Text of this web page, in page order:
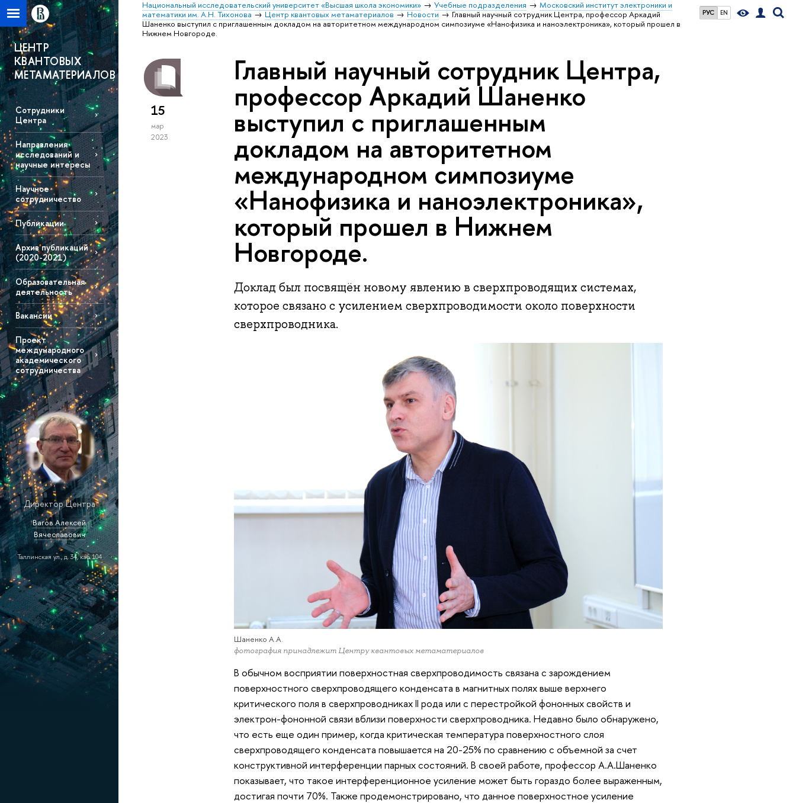
РУС EN
Национальный исследовательский университет «Высшая школа экономики» Учебные подразделения
Московский институт электроники и
математики им. А.Н. Тихонова
Центр квантовых метаматериалов Новости
Главный научный сотрудник Центра, профессор Аркадий
Шаненко выступил с приглашенным докладом на авторитетном международном симпозиуме «Нанофизика и наноэлектроника», который прошел в
Нижнем Новгороде.
ЦЕНТР
КВАНТОВЫХ
МЕТАМАТЕРИАЛОВ
Сотрудники
Центра
Направления
исследований и
научные интересы
Научное
сотрудничество
Публикации
Архив публикаций
(2020-2021)
Образовательная
деятельность
Вакансии
Проект
международного
академического
сотрудничества
Директор Центра
Вагов Алексей
Вячеславович
Таллинская ул., д. 34, каб. 104
15
мар
2023
Главный научный сотрудник Центра,
профессор Аркадий Шаненко
выступил с приглашенным
докладом на авторитетном
международном симпозиуме
«Нанофизика и наноэлектроника»,
который прошел в Нижнем
Новгороде.
Доклад был посвящён новому явлению в сверхпроводящих системах,
которое связано с усилением сверхпроводимости около поверхности
сверхпроводника.
Шаненко А.А.
фотография принадлежит Центру квантовых метаматериалов
В обычном восприятии поверхностная сверхпроводимость связана с зарождением
поверхностного сверхпроводящего конденсата в магнитных полях выше верхнего
критического поля в сверхпроводниках II рода или с перестройкой фононных свойств и
электрон-фононной связи вблизи поверхности сверхпроводника. Недавно было обнаружено,
что есть еще один пример, когда критическая температура поверхностного слоя
сверхпроводящего конденсата повышается на 20-25% по сравнению с объемной за счет
конструктивной интерференции парных состояний. В своей работе, профессор А.А.Шаненко
показывает, что такое интерференционное усиление может быть гораздо более выраженным,
достигая почти 70%. Также продемонстрировано, что данное поверхностное усиление